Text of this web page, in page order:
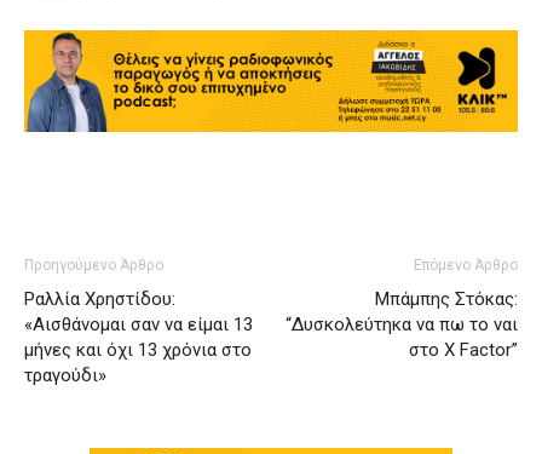
Προηγούμενο Άρθρο
Ραλλία Χρηστίδου:
«Αισθάνομαι σαν να είμαι 13
μήνες και όχι 13 χρόνια στο
τραγούδι»
Επόμενο Άρθρο
Μπάμπης Στόκας:
“Δυσκολεύτηκα να πω το ναι
στο X Factor”